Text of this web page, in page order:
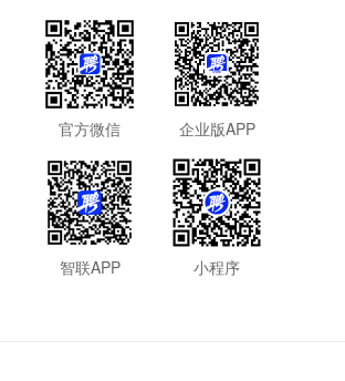
官方微信 企业版APP
智联APP 小程序